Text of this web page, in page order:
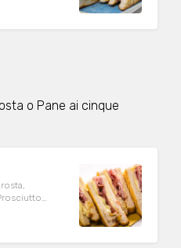
o Pane ai cinque